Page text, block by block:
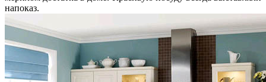
напоказ.